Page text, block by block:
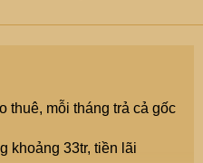
thuê, mỗi tháng trả cả gốc
khoảng 33tr, tiền lãi